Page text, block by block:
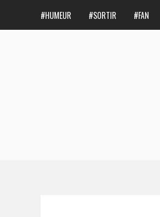
#HUMEUR #SORTIR #FAN